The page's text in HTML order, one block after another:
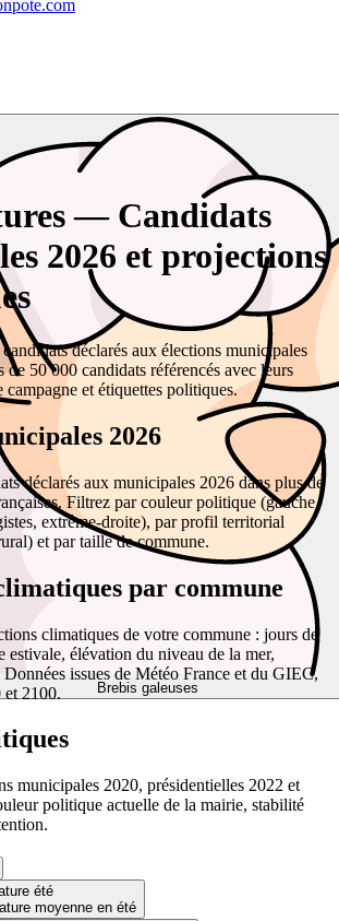
Brebis galeuses
été
moyenne en été
— Candidats
2026 et projections
déclarés aux élections municipales
de 50 000 candidats référencés avec leurs
campagne et étiquettes politiques.
2026
déclarés aux municipales 2026 dans plus de
Filtrez par couleur politique (gauche,
extrême-droite), par profil territorial
et par taille de commune.
par commune
climatiques de votre commune : jours de
estivale, élévation du niveau de la mer,
Données issues de Météo France et du GIEC,
2100.
municipales 2020, présidentielles 2022 et
politique actuelle de la mairie, stabilité